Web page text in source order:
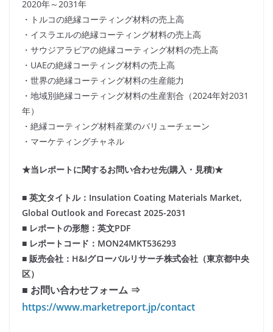
2020年～2031年
・トルコの絶縁コーティング材料の売上高
・イスラエルの絶縁コーティング材料の売上高
・サウジアラビアの絶縁コーティング材料の売上高
・UAEの絶縁コーティング材料の売上高
・世界の絶縁コーティング材料の生産能力
・地域別絶縁コーティング材料の生産割合（2024年対2031
年）
・絶縁コーティング材料産業のバリューチェーン
・マーケティングチャネル
★当レポートに関するお問い合わせ先(購入・見積)★
■ 英文タイトル：Insulation Coating Materials Market,
Global Outlook and Forecast 2025-2031
■ レポートの形態：英文PDF
■ レポートコード：MON24MKT536293
■ 販売会社：H&Iグローバルリサーチ株式会社（東京都中央
区）
■ お問い合わせフォーム ⇒
https://www.marketreport.jp/contact